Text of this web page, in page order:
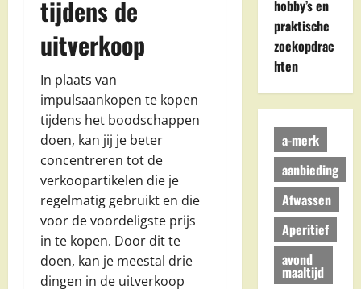
tijdens de
uitverkoop
In plaats van
impulsaankopen te kopen
tijdens het boodschappen
doen, kan jij je beter
concentreren tot de
verkoopartikelen die je
regelmatig gebruikt en die
voor de voordeligste prijs
in te kopen. Door dit te
doen, kan je meestal drie
dingen in de uitverkoop
hobby’s en
praktische
zoekopdrac
hten
a-merk
aanbieding
Afwassen
Aperitief
avond
maaltijd